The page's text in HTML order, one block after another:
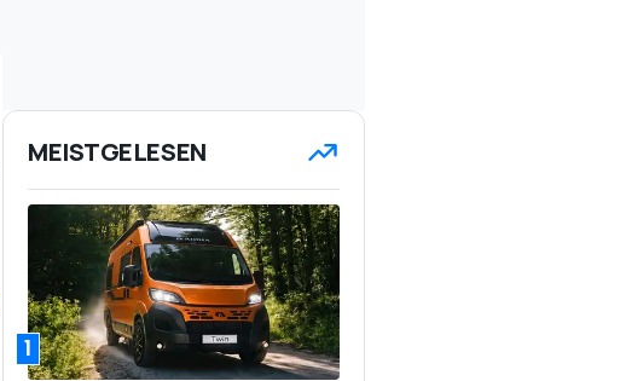
MEISTGELESEN
1